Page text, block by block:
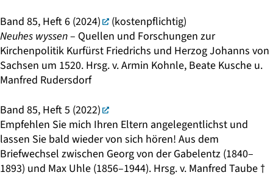
Band 85, Heft 6 (2024)
(kostenpflichtig)
Neuhes wyssen– Quellen und Forschungen zur
Kirchenpolitik Kurfürst Friedrichs und Herzog Johanns von
Sachsen um 1520. Hrsg. v. Armin Kohnle, Beate Kusche u.
Manfred Rudersdorf
Band 85, Heft 5 (2022)
Empfehlen Sie mich Ihren Eltern angelegentlichst und
lassen Sie bald wieder von sich hören! Aus dem
Briefwechsel zwischen Georg von der Gabelentz (1840–
1893) und Max Uhle (1856–1944). Hrsg. v. Manfred Taube †